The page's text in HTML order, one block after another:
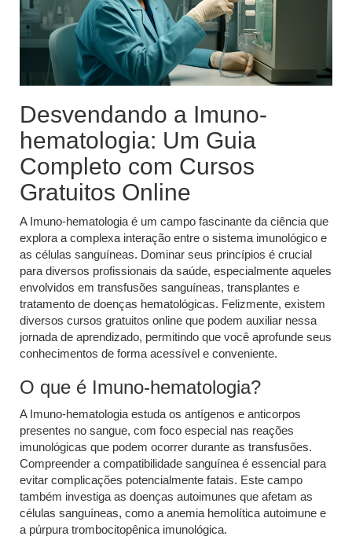
Desvendando a Imuno-
hematologia: Um Guia
Completo com Cursos
Gratuitos Online
A Imuno-hematologia é um campo fascinante da ciência que
explora a complexa interação entre o sistema imunológico e
as células sanguíneas. Dominar seus princípios é crucial
para diversos profissionais da saúde, especialmente aqueles
envolvidos em transfusões sanguíneas, transplantes e
tratamento de doenças hematológicas. Felizmente, existem
diversos cursos gratuitos online que podem auxiliar nessa
jornada de aprendizado, permitindo que você aprofunde seus
conhecimentos de forma acessível e conveniente.
O que é Imuno-hematologia?
A Imuno-hematologia estuda os antígenos e anticorpos
presentes no sangue, com foco especial nas reações
imunológicas que podem ocorrer durante as transfusões.
Compreender a compatibilidade sanguínea é essencial para
evitar complicações potencialmente fatais. Este campo
também investiga as doenças autoimunes que afetam as
células sanguíneas, como a anemia hemolítica autoimune e
a púrpura trombocitopênica imunológica.